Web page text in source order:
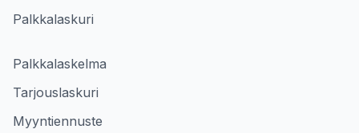
Palkkalaskuri
Palkkalaskelma
Tarjouslaskuri
Myyntiennuste